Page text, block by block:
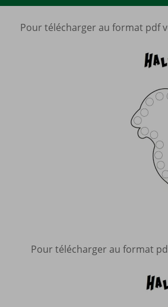
Pour télécharger au format pdf
Pour télécharger au format